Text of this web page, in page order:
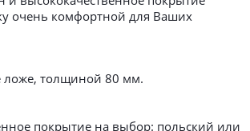
очень комфортной для Ваших
ложе, толщиной 80 мм.
покрытие на выбор: польский или